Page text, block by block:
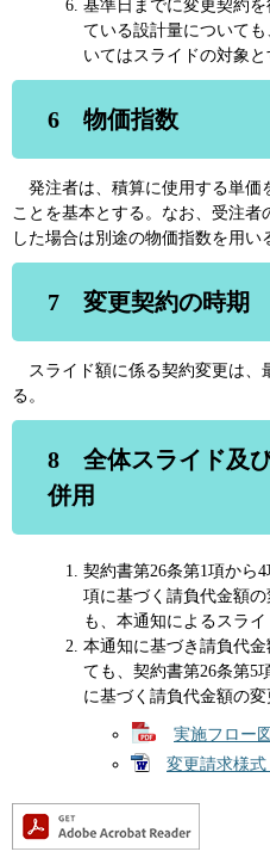
基準日までに変更契約
ている設計量について
いてはスライドの対象と
6 物価指数
発注者は、積算に使用する単価
ことを基本とする。なお、受注
した場合は別途の物価指数を用い
7 変更契約の時期
スライド額に係る契約変更は、
る。
8 全体スライド及
併用
契約書第26条第1項から
項に基づく請負代金額
も、本通知によるスラ
本通知に基づき請負代
ても、契約書第26条第5
に基づく請負代金額の変
実施フロー
変更請求様式